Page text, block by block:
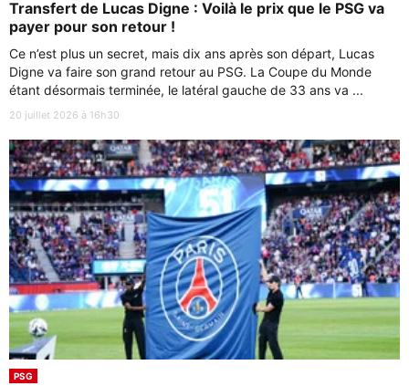
Transfert de Lucas Digne : Voilà le prix que le PSG va
payer pour son retour !
Ce n’est plus un secret, mais dix ans après son départ, Lucas
Digne va faire son grand retour au PSG. La Coupe du Monde
étant désormais terminée, le latéral gauche de 33 ans va ...
20 juillet 2026 à 16h30
PSG